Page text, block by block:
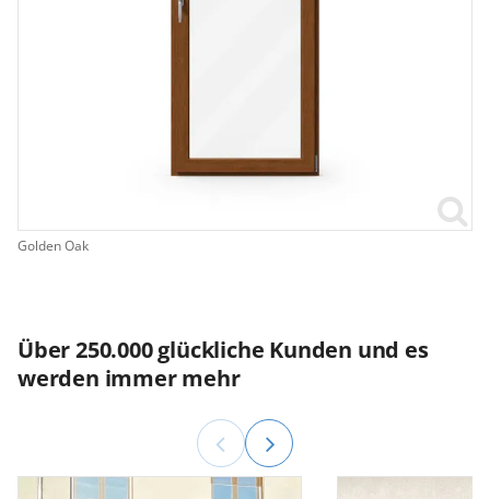
Golden Oak
Über 250.000 glückliche Kunden und es
werden immer mehr